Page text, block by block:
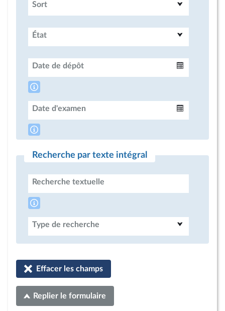
Sort
État
Date de dépôt
Date d'examen
Recherche par texte intégral
Recherche textuelle
Type de recherche
Effacer les champs
Replier le formulaire